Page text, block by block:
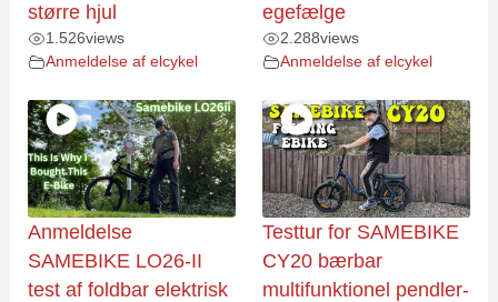
større hjul
1.526views
Anmeldelse af elcykel
egefælge
2.288views
Anmeldelse af elcykel
Anmeldelse
SAMEBIKE LO26-II
test af foldbar elektrisk
Testtur for SAMEBIKE
CY20 bærbar
multifunktionel pendler-